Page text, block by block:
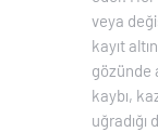
veya
kayıt
gözünde
kaybı,